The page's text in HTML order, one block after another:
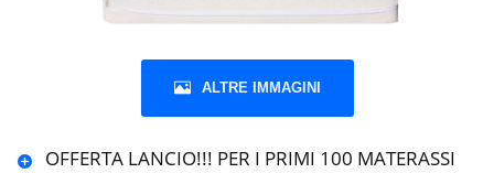
ALTRE IMMAGINI
OFFERTA LANCIO!!! PER I PRIMI 100 MATERASSI